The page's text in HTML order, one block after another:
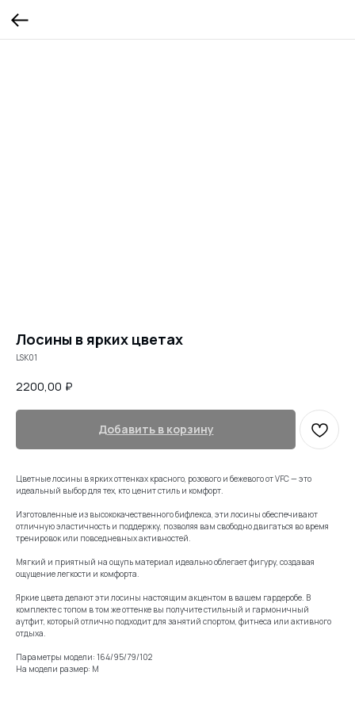
Лосины в ярких цветах
LSK01
2200,00 ₽
Добавить в корзину
Цветные лосины в ярких оттенках красного, розового и бежевого от VFC — это
идеальный выбор для тех, кто ценит стиль и комфорт.
Изготовленные из высококачественного бифлекса, эти лосины обеспечивают
отличную эластичность и поддержку, позволяя вам свободно двигаться во время
тренировок или повседневных активностей.
Мягкий и приятный на ощупь материал идеально облегает фигуру, создавая
ощущение легкости и комфорта.
Яркие цвета делают эти лосины настоящим акцентом в вашем гардеробе. В
комплекте с топом в том же оттенке вы получите стильный и гармоничный
аутфит, который отлично подходит для занятий спортом, фитнеса или активного
отдыха.
Параметры модели: 164/95/79/102
На модели размер: М